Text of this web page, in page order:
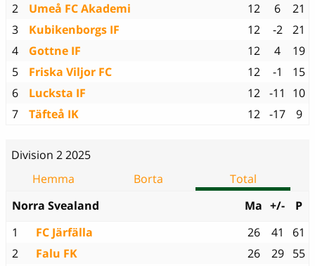
2
Umeå FC Akademi 12 6
21
3
Kubikenborgs IF 12 -2
21
4
Gottne IF 12 4
19
5
Friska Viljor FC 12 -1
15
6
Lucksta IF 12 -11
10
7
Täfteå IK 12 -17 9
Division 2 2025
Hemma
Borta
Total
Norra Svealand
Ma +/-
P
1
FC Järfälla 26 41
61
2
Falu FK 26 29
55